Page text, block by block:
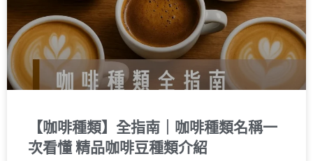
【咖啡種類】全指南｜咖啡種類名稱一
次看懂 精品咖啡豆種類介紹